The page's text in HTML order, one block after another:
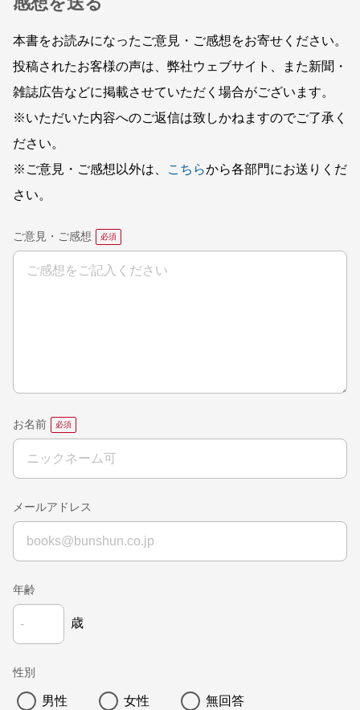
本書をお読みになったご意見・ご感想をお寄せください。
投稿されたお客様の声は、弊社ウェブサイト、また新聞・
雑誌広告などに掲載させていただく場合がございます。
※いただいた内容へのご返信は致しかねますのでご了承く
ださい。
※ご意見・ご感想以外は、
こちらから各部門にお送りくだ
さい。
ご意見・ご感想
お名前
メールアドレス
年齢
歳
性別
男性 女性 無回答